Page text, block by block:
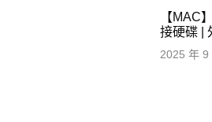
【MAC
接硬碟 |
2025 年 9